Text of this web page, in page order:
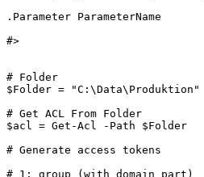
.Parameter ParameterName
#>
# Folder
$Folder = "C:\Data\Produktion"
# Get ACL From Folder
$acl = Get-Acl -Path $Folder
# Generate access tokens
# 1: group (with domain part)